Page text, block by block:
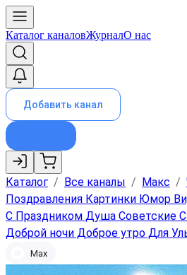
Каталог каналовЖурналО нас
Добавить канал
Каталог / Все каналы / Макс /
Поздравления Картинки Юмор
С Праздником Душа Советские
Доброй ночи Доброе утро Для
Max